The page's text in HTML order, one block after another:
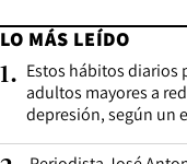
LO MÁS LEÍDO
1. Estos hábitos diarios
adultos mayores a
depresión, según un